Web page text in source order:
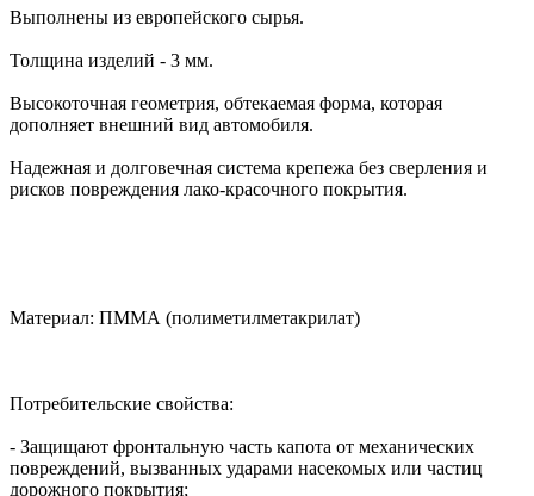
Выполнены из европейского сырья.
Толщина изделий - 3 мм.
Высокоточная геометрия, обтекаемая форма, которая
дополняет внешний вид автомобиля.
Надежная и долговечная система крепежа без сверления и
рисков повреждения лако-красочного покрытия.
Материал: ПММА (полиметилметакрилат)
Потребительские свойства:
- Защищают фронтальную часть капота от механических
повреждений, вызванных ударами насекомых или частиц
дорожного покрытия;